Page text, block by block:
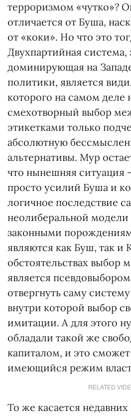
терроризмом «чутко»?
отличается от Буша,
от «коки». Но что это
Двухпартийная система,
доминирующая на
политики, является
которого на самом деле
смехотворный выбор
этикетками только
абсолютную
альтернативы. Мур
что нынешняя ситуация
просто усилий Буша и
логичное последствие
неолиберальной модели
законными
являются как Буш, так и
обстоятельствах выбор
является
отвергнуть саму
внутри которой выбор
имитации. А для этого
обладали такой же
капиталом, и это
имеющийся режим
RELATED
То же касается